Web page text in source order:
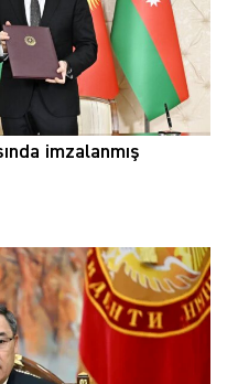
imzalanmış